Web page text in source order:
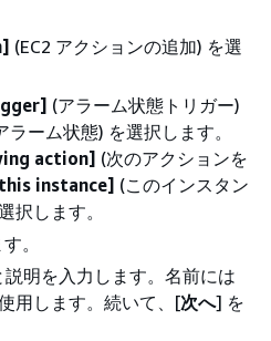
(EC2 アクションの追加) を選
(アラーム状態トリガー)
ラーム状態) を選択します。
action] (次のアクションを
instance] (このインスタン
択します。
。
明を入力します。名前には
用します。続いて、[次へ] を